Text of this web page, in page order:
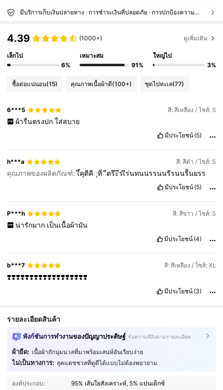
มีบริการเก็บเงินปลายทาง · การชำระเงินที่ปลอดภัย · การปกป้องความเป็นส่วนตัว
4.39 (1000+) ดูเพิ่มเติม
เล็กไป
6%
เหมาะสม
91%
ใหญ่ไป
3%
ซื้อต่อแน่นอน(15) คุณภาพเนื้อผ้าดี(100+) ชุดไปทะเล(77)
6***5 สี: สีเหลือง / ไซส์: S
ผ้ารื่นตรงปก ใส่สบาย
มีประโยชน์ (5)
h***a สี: สีดำ / ไซส์: S
คุณภาพของผลิตภัณฑ์:เึ้คุตีคี◌ุที่◌ีตรึะึร่เีร่นทนนรรนนรีรนนรีีีนยรร
มีประโยชน์ (5)
P***h สี: สีขาว / ไซส์: S
น่ารักมาก เป็นเนื้อผ้ามัน
มีประโยชน์ (4)
b***7 สี: สีเหลือง / ไซส์: XL
❣️❣️❣️❣️❣️❣️❣️❣️❣️❣️❣️❣️❣️❣️❣️❣️❣️❣️
มีประโยชน์ (3)
รายละเอียดสินค้า
ฟังก์ชันการทำงานของปัญญาประดิษฐ์ ข้อความที่อิงตามรายละเอียด
ผ้ายืด: เนื้อผ้าถักนุ่มนวลที่มาพร้อมเสน่ห์อันเรียบง่าย
ไม่เป็นทางการ: ลุคแคชชวลที่ดูดีได้แบบไม่ต้องพยายาม
องค์ประกอบ: 95% เส้นใยสังเคราะห์, 5% แปนเด็กซ์
4.59 18K ผู้ติดตาม